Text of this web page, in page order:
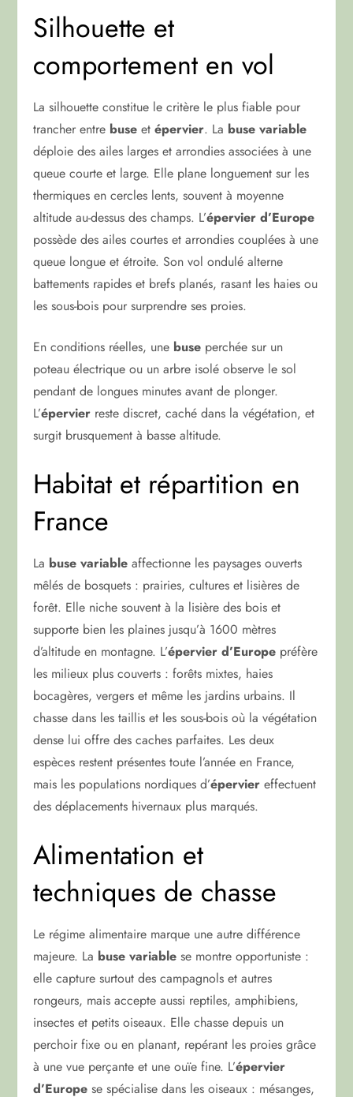
Silhouette et
comportement en vol
La silhouette constitue le critère le plus fiable pour
trancher entre buse etépervier. La buse variable
déploie des ailes larges et arrondies associées à une
queue courte et large. Elle plane longuement sur les
thermiques en cercles lents, souvent à moyenne
altitude au-dessus des champs. L’épervier d’Europe
possède des ailes courtes et arrondies couplées à une
queue longue et étroite. Son vol ondulé alterne
battements rapides et brefs planés, rasant les haies ou
les sous-bois pour surprendre ses proies.
En conditions réelles, une buse perchée sur un
poteau électrique ou un arbre isolé observe le sol
pendant de longues minutes avant de plonger.
L’épervier reste discret, caché dans la végétation, et
surgit brusquement à basse altitude.
Habitat et répartition en
France
La buse variable affectionne les paysages ouverts
mêlés de bosquets : prairies, cultures et lisières de
forêt. Elle niche souvent à la lisière des bois et
supporte bien les plaines jusqu’à 1600 mètres
d’altitude en montagne. L’épervier d’Europe préfère
les milieux plus couverts : forêts mixtes, haies
bocagères, vergers et même les jardins urbains. Il
chasse dans les taillis et les sous-bois où la végétation
dense lui offre des caches parfaites. Les deux
espèces restent présentes toute l’année en France,
mais les populations nordiques d’épervier effectuent
des déplacements hivernaux plus marqués.
Alimentation et
techniques de chasse
Le régime alimentaire marque une autre différence
majeure. La buse variable se montre opportuniste :
elle capture surtout des campagnols et autres
rongeurs, mais accepte aussi reptiles, amphibiens,
insectes et petits oiseaux. Elle chasse depuis un
perchoir fixe ou en planant, repérant les proies grâce
à une vue perçante et une ouïe fine. L’épervier
d’Europe se spécialise dans les oiseaux : mésanges,